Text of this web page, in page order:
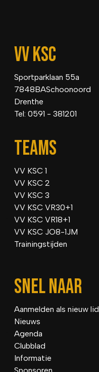
VV KSC
Sportparklaan 55a
7848BASchoonoord
Drenthe
Tel: 0591 - 381201
TEAMS
VV KSC 1
VV KSC 2
VV KSC 3
VV KSC VR30+1
VV KSC VR18+1
VV KSC JO8-1JM
Trainingstijden
SNEL NAAR
Aanmelden als nieuw lid
Nieuws
Agenda
Clubblad
Informatie